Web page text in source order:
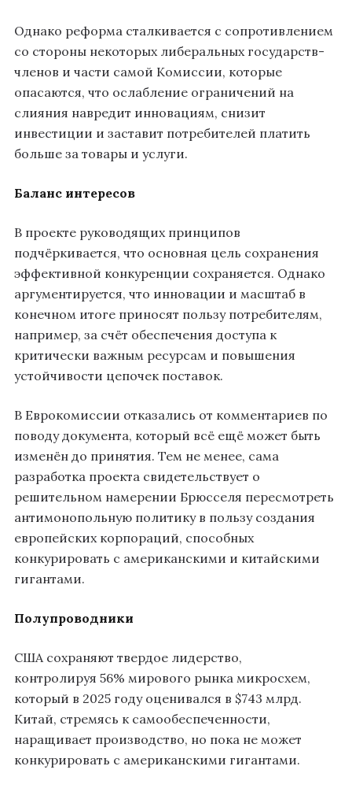
Однако реформа сталкивается с сопротивлением
со стороны некоторых либеральных государств-
членов и части самой Комиссии, которые
опасаются, что ослабление ограничений на
слияния навредит инновациям, снизит
инвестиции и заставит потребителей платить
больше за товары и услуги.
Баланс интересов
В проекте руководящих принципов
подчёркивается, что основная цель сохранения
эффективной конкуренции сохраняется. Однако
аргументируется, что инновации и масштаб в
конечном итоге приносят пользу потребителям,
например, за счёт обеспечения доступа к
критически важным ресурсам и повышения
устойчивости цепочек поставок.
В Еврокомиссии отказались от комментариев по
поводу документа, который всё ещё может быть
изменён до принятия. Тем не менее, сама
разработка проекта свидетельствует о
решительном намерении Брюсселя пересмотреть
антимонопольную политику в пользу создания
европейских корпораций, способных
конкурировать с американскими и китайскими
гигантами.
Полупроводники
США сохраняют твердое лидерство,
контролируя 56% мирового рынка микросхем,
который в 2025 году оценивался в $743 млрд.
Китай, стремясь к самообеспеченности,
наращивает производство, но пока не может
конкурировать с американскими гигантами.